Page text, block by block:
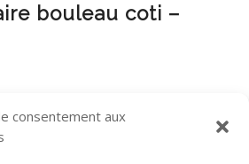
consentement aux
bouleau coti –